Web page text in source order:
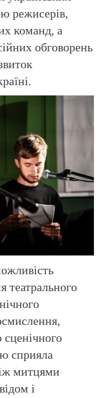
режисерів,
команд, а
обговорень
театрального
сценічного
сприяла
митцями
і